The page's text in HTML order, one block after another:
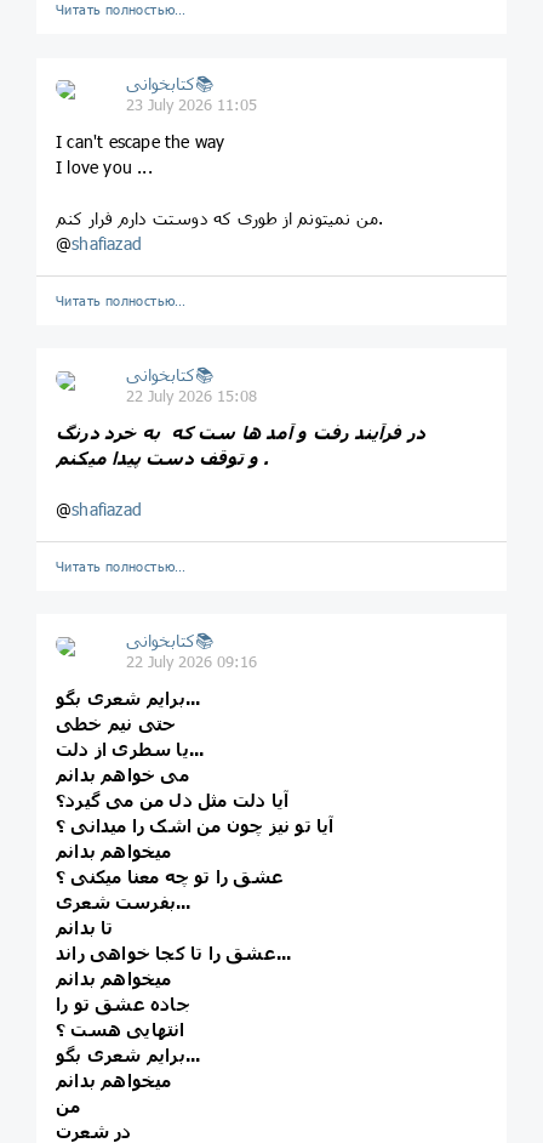
Читать полностью…
کتابخوانی📚
23 July 2026 11:05
I can't escape the way
I love you ...
من نمیتونم از طوری که دوستت دارم فرار کنم.
@shafiazad
Читать полностью…
کتابخوانی📚
22 July 2026 15:08
در فرآیند رفت و آمد ها ست که به خرد درنگ
و توقف دست پیدا میکنم .
@shafiazad
Читать полностью…
کتابخوانی📚
22 July 2026 09:16
برایم شعری بگو...
حتی نیم خطی
یا سطری از دلت...
می خواهم بدانم
آیا دلت مثل دل من می گیرد؟
آیا تو نیز چون من اشک را میدانی ؟
میخواهم بدانم
عشق را تو چه معنا میکنی ؟
بفرست شعری...
تا بدانم
عشق را تا کجا خواهی راند...
میخواهم بدانم
جاده عشق تو را
انتهایی هست ؟
برایم شعری بگو...
میخواهم بدانم
من
در شعرت